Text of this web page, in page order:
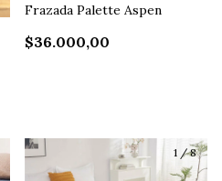
Frazada Palette Aspen
$36.000,00
1 /8